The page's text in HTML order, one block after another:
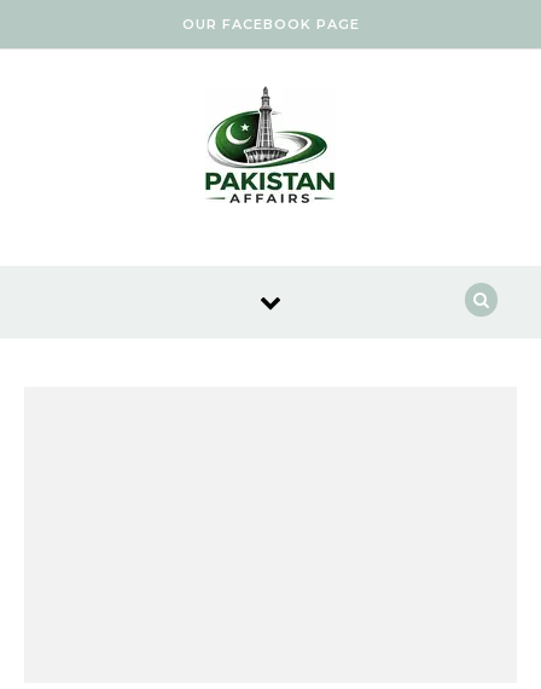
OUR FACEBOOK PAGE